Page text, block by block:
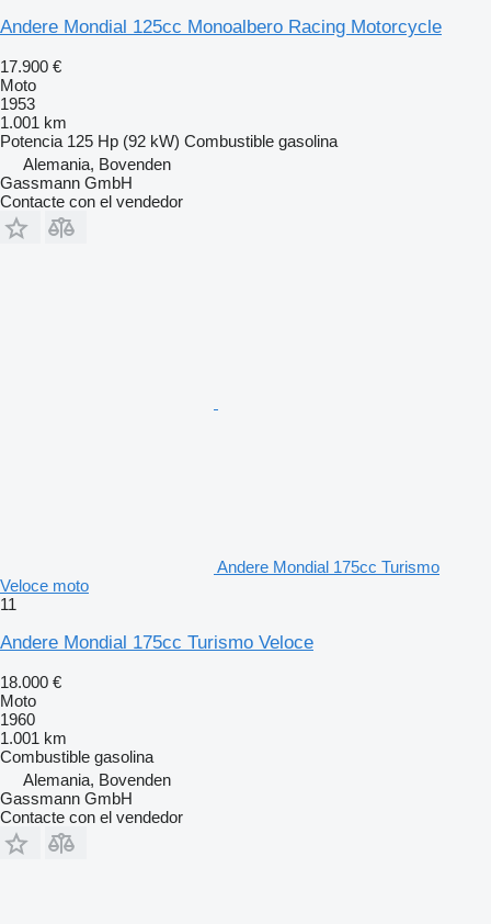
Andere Mondial 125cc Monoalbero Racing Motorcycle
17.900 €
Moto
1953
1.001 km
Potencia 125 Hp (92 kW) Combustible gasolina
Alemania, Bovenden
Gassmann GmbH
Contacte con el vendedor
Andere Mondial 175cc Turismo
Veloce moto
11
Andere Mondial 175cc Turismo Veloce
18.000 €
Moto
1960
1.001 km
Combustible gasolina
Alemania, Bovenden
Gassmann GmbH
Contacte con el vendedor